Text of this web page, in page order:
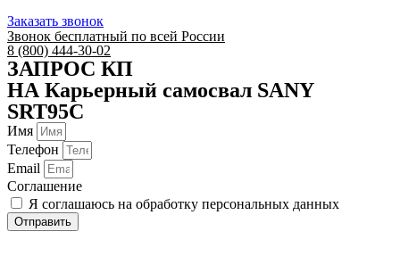
Заказать звонок
Звонок бесплатный по всей России
8 (800) 444-30-02
ЗАПРОС КП
НА Карьерный самосвал SANY
SRT95C
Имя
Телефон
Email
Соглашение
Я соглашаюсь на обработку персональных данных
Отправить